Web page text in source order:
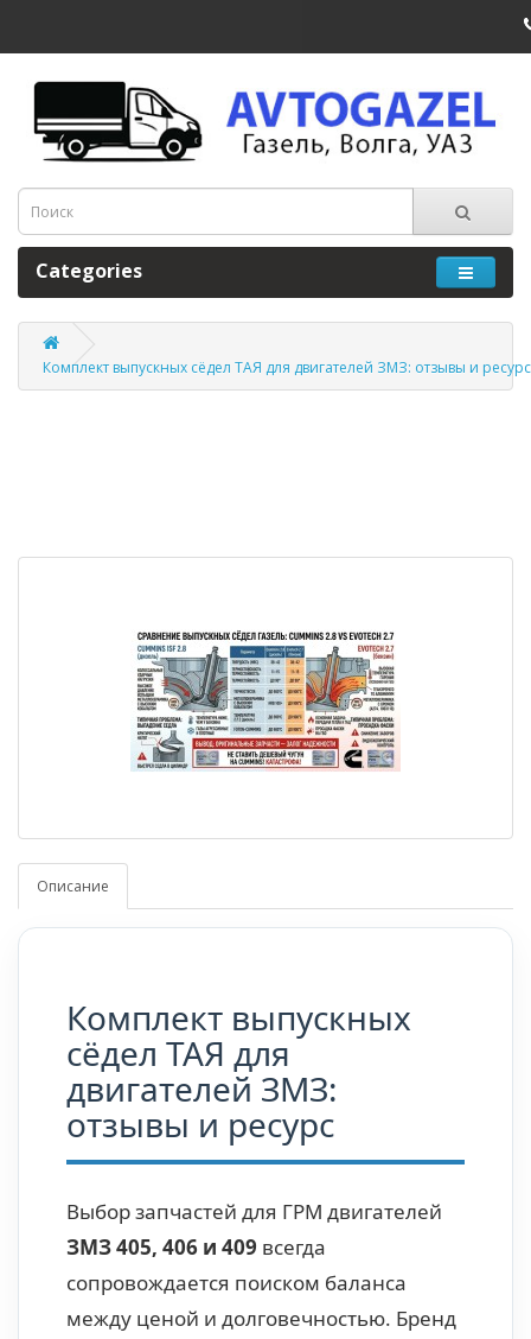
Categories
Комплект выпускных сёдел ТАЯ для двигателей ЗМЗ: отзывы и ресурс
Описание
Комплект выпускных
сёдел ТАЯ для
двигателей ЗМЗ:
отзывы и ресурс
Выбор запчастей для ГРМ двигателей
ЗМЗ 405, 406 и 409 всегда
сопровождается поиском баланса
между ценой и долговечностью. Бренд